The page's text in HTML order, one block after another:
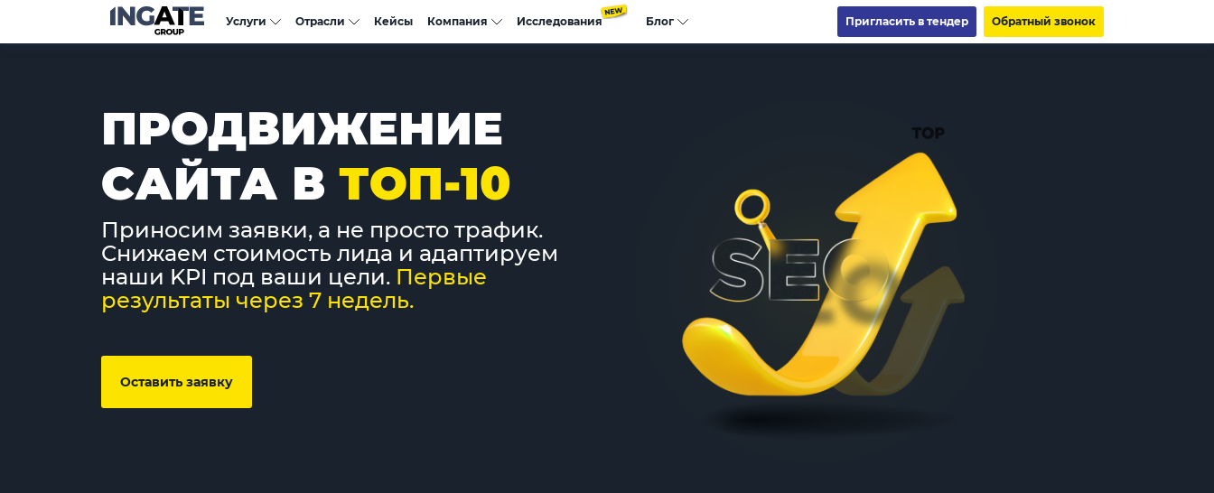
Услуги Отрасли Кейсы Компания Исследования Блог Пригласить в тендер Обратный звонок
ПРОДВИЖЕНИЕ
САЙТА В ТОП-10
Приносим заявки, а не просто трафик.
Снижаем стоимость лида и адаптируем
наши KPI под ваши цели. Первые
результаты через 7 недель.
Оставить заявку